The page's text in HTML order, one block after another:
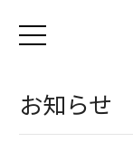
お知らせ